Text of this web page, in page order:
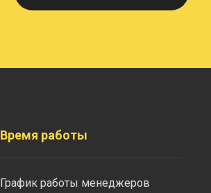
Время работы
График работы менеджеров